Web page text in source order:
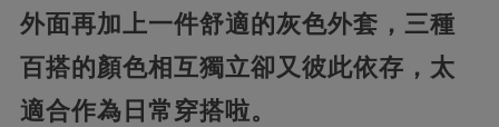
外面再加上一件舒適的灰色外套，三種
百搭的顏色相互獨立卻又彼此依存，太
適合作為日常穿搭啦。